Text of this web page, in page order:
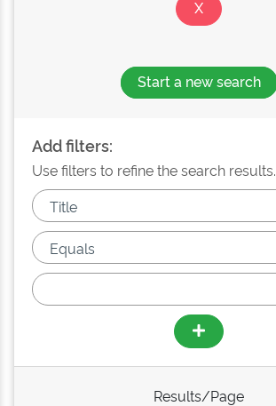
Start a new search
Add filters:
Use filters to refine the search results.
Results/Page